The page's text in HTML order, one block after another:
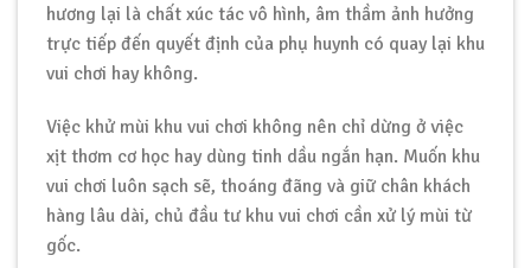
hương lại là chất xúc tác vô hình, âm thầm ảnh hưởng
trực tiếp đến quyết định của phụ huynh có quay lại khu
vui chơi hay không.
Việc khử mùi khu vui chơi không nên chỉ dừng ở việc
xịt thơm cơ học hay dùng tinh dầu ngắn hạn. Muốn khu
vui chơi luôn sạch sẽ, thoáng đãng và giữ chân khách
hàng lâu dài, chủ đầu tư khu vui chơi cần xử lý mùi từ
gốc.